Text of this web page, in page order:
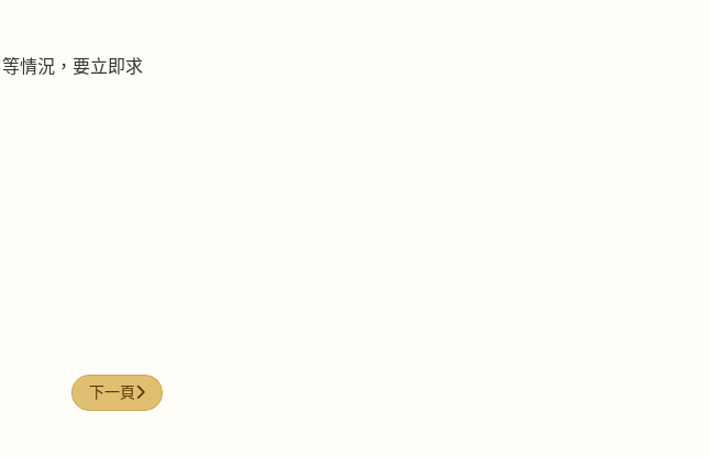
等情況，要立即求
下一篇文章: NFW-06 | 成日水腫腫｜鞋襪勒痕好明顯
下一頁